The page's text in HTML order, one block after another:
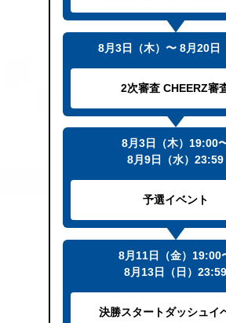
8月3日（木）〜 8月20日
2次審査 CHEERZ審
8月3日（木）19:00
8月9日（水）23:59
予選イベント
8月11日（金）19:00
8月13日（日）23:59
決勝スタートダッシュイ